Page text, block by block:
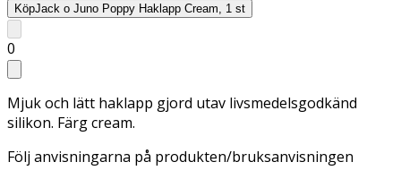
KöpJack o Juno Poppy Haklapp Cream, 1 st
0
Mjuk och lätt haklapp gjord utav livsmedelsgodkänd
silikon. Färg cream.
Följ anvisningarna på produkten/bruksanvisningen